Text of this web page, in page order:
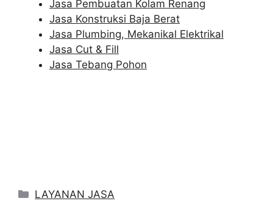
Jasa Pembuatan Kolam Renang
Jasa Konstruksi Baja Berat
Jasa Plumbing, Mekanikal Elektrikal
Jasa Cut & Fill
Jasa Tebang Pohon
Categories
LAYANAN JASA